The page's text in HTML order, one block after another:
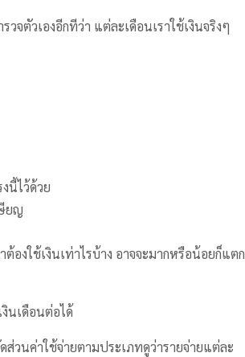
จตัวเองอีกทีว่า แต่ละเดือนเราใช้เงินจริงๆ
นี้ไว้ด้วย
ยญ
องใช้เงินเท่าไรบ้าง อาจจะมากหรือน้อยก็แตก
นเดือนต่อได้
วนค่าใช้จ่ายตามประเภทดูว่ารายจ่ายแต่ละ